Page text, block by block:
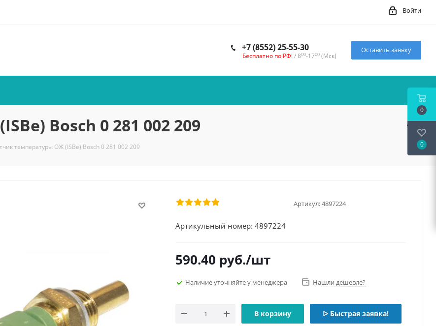
Войти
+7 (8552) 25-55-30
Бесплатно по РФ!/ 800-1700 (Мск)
Оставить заявку
Bosch 0 281 002 209
температуры ОЖ (ISBe) Bosch 0 281 002 209
Артикул:4897224
Артикульный номер: 4897224
590.40 руб./шт
Наличие уточняйте у менеджера Нашли дешевле?
В корзину ᐅ Быстрая заявка!
0
0